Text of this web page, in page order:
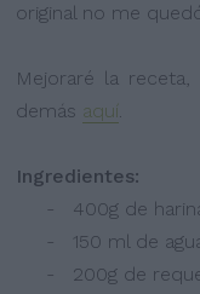
original no me
Mejoraré la
demás aquí.
Ingredientes:
- 400g de
- 150 ml de
- 200g de